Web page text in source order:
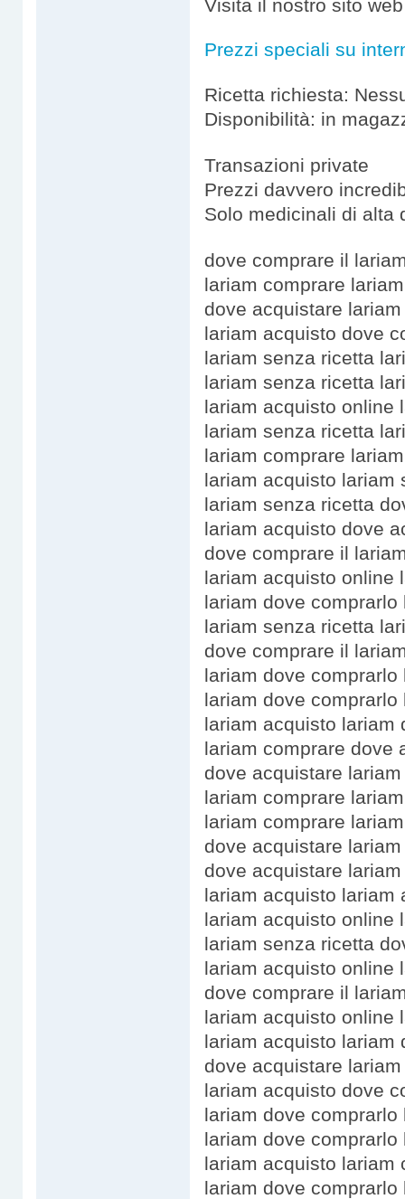
Visita il nostro sito
Prezzi speciali su
Ricetta richiesta:
Disponibilità: in
Transazioni private
Prezzi davvero
Solo medicinali di alta
dove comprare il
lariam comprare
dove acquistare
lariam acquisto dove
lariam senza ricetta
lariam senza ricetta
lariam acquisto online
lariam senza ricetta
lariam comprare
lariam acquisto lariam
lariam senza ricetta
lariam acquisto dove
dove comprare il
lariam acquisto online
lariam dove
lariam senza ricetta
dove comprare il
lariam dove
lariam dove comprarlo
lariam acquisto lariam
lariam comprare dove
dove acquistare
lariam comprare
lariam comprare
dove acquistare
dove acquistare
lariam acquisto lariam
lariam acquisto online
lariam senza ricetta
lariam acquisto online
dove comprare il
lariam acquisto online
lariam acquisto lariam
dove acquistare
lariam acquisto dove
lariam dove
lariam dove
lariam acquisto lariam
lariam dove comprarlo